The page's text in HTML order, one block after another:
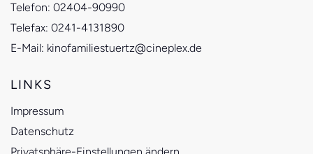
Telefon: 02404-90990
Telefax: 0241-4131890
E-Mail: kinofamiliestuertz@cineplex.de
LINKS
Impressum
Datenschutz